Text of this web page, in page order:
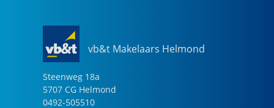
vb&t Makelaars Helmond
Steenweg 18a
5707 CG Helmond
0492-505510